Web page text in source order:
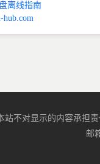
离线指南
hub.com
不对显示的内容承担
邮